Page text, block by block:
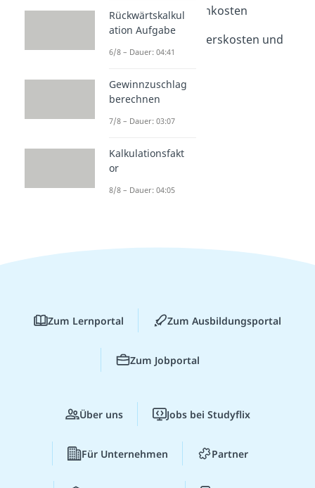
Einzel- und Gemeinkosten
Dauer: 04:36
Grundkosten, Anderskosten und
Zusatzkosten
Rückwärtskalkul
ation Aufgabe
6/8 – Dauer: 04:41
Gewinnzuschlag
berechnen
7/8 – Dauer: 03:07
Kalkulationsfakt
or
8/8 – Dauer: 04:05
Zum Lernportal Zum Ausbildungsportal
Zum Jobportal
Über uns Jobs bei Studyflix
Für Unternehmen Partner